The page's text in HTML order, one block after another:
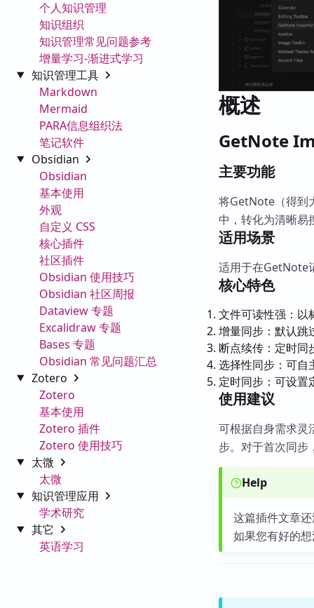
个人知识管理
知识组织
知识管理常见问题参考
增量学习-渐进式学习
知识管理工具
Markdown
Mermaid
PARA信息组织法
笔记软件
Obsidian
Obsidian
基本使用
外观
自定义 CSS
核心插件
社区插件
Obsidian 使用技巧
Obsidian 社区周报
Dataview 专题
Excalidraw 专题
Bases 专题
Obsidian 常见问题汇总
Zotero
Zotero
基本使用
Zotero 插件
Zotero 使用技巧
太微
太微
知识管理应用
学术研究
其它
英语学习
概述
GetNote
主要功能
将GetNote（得到
中，转化为清晰
适用场景
适用于在GetNote
核心特色
文件可读性强：以
增量同步：默认跳
断点续传：定时同
选择性同步：可自
定时同步：可设置
使用建议
可根据自身需求灵
步。对于首次同步
Help
这篇插件文章
如果您有好的